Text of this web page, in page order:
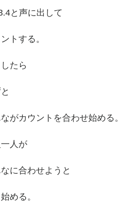
と声に出して
トする。
たら
がカウントを合わせ始める。
人が
に合わせようと
める。